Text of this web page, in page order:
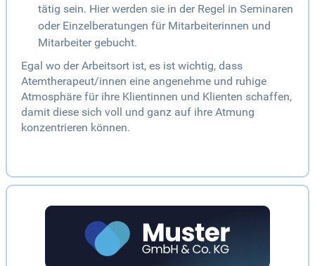
tätig sein. Hier werden sie in der Regel in Seminaren
oder Einzelberatungen für Mitarbeiterinnen und
Mitarbeiter gebucht.
Egal wo der Arbeitsort ist, es ist wichtig, dass
Atemtherapeut/innen eine angenehme und ruhige
Atmosphäre für ihre Klientinnen und Klienten schaffen,
damit diese sich voll und ganz auf ihre Atmung
konzentrieren können.